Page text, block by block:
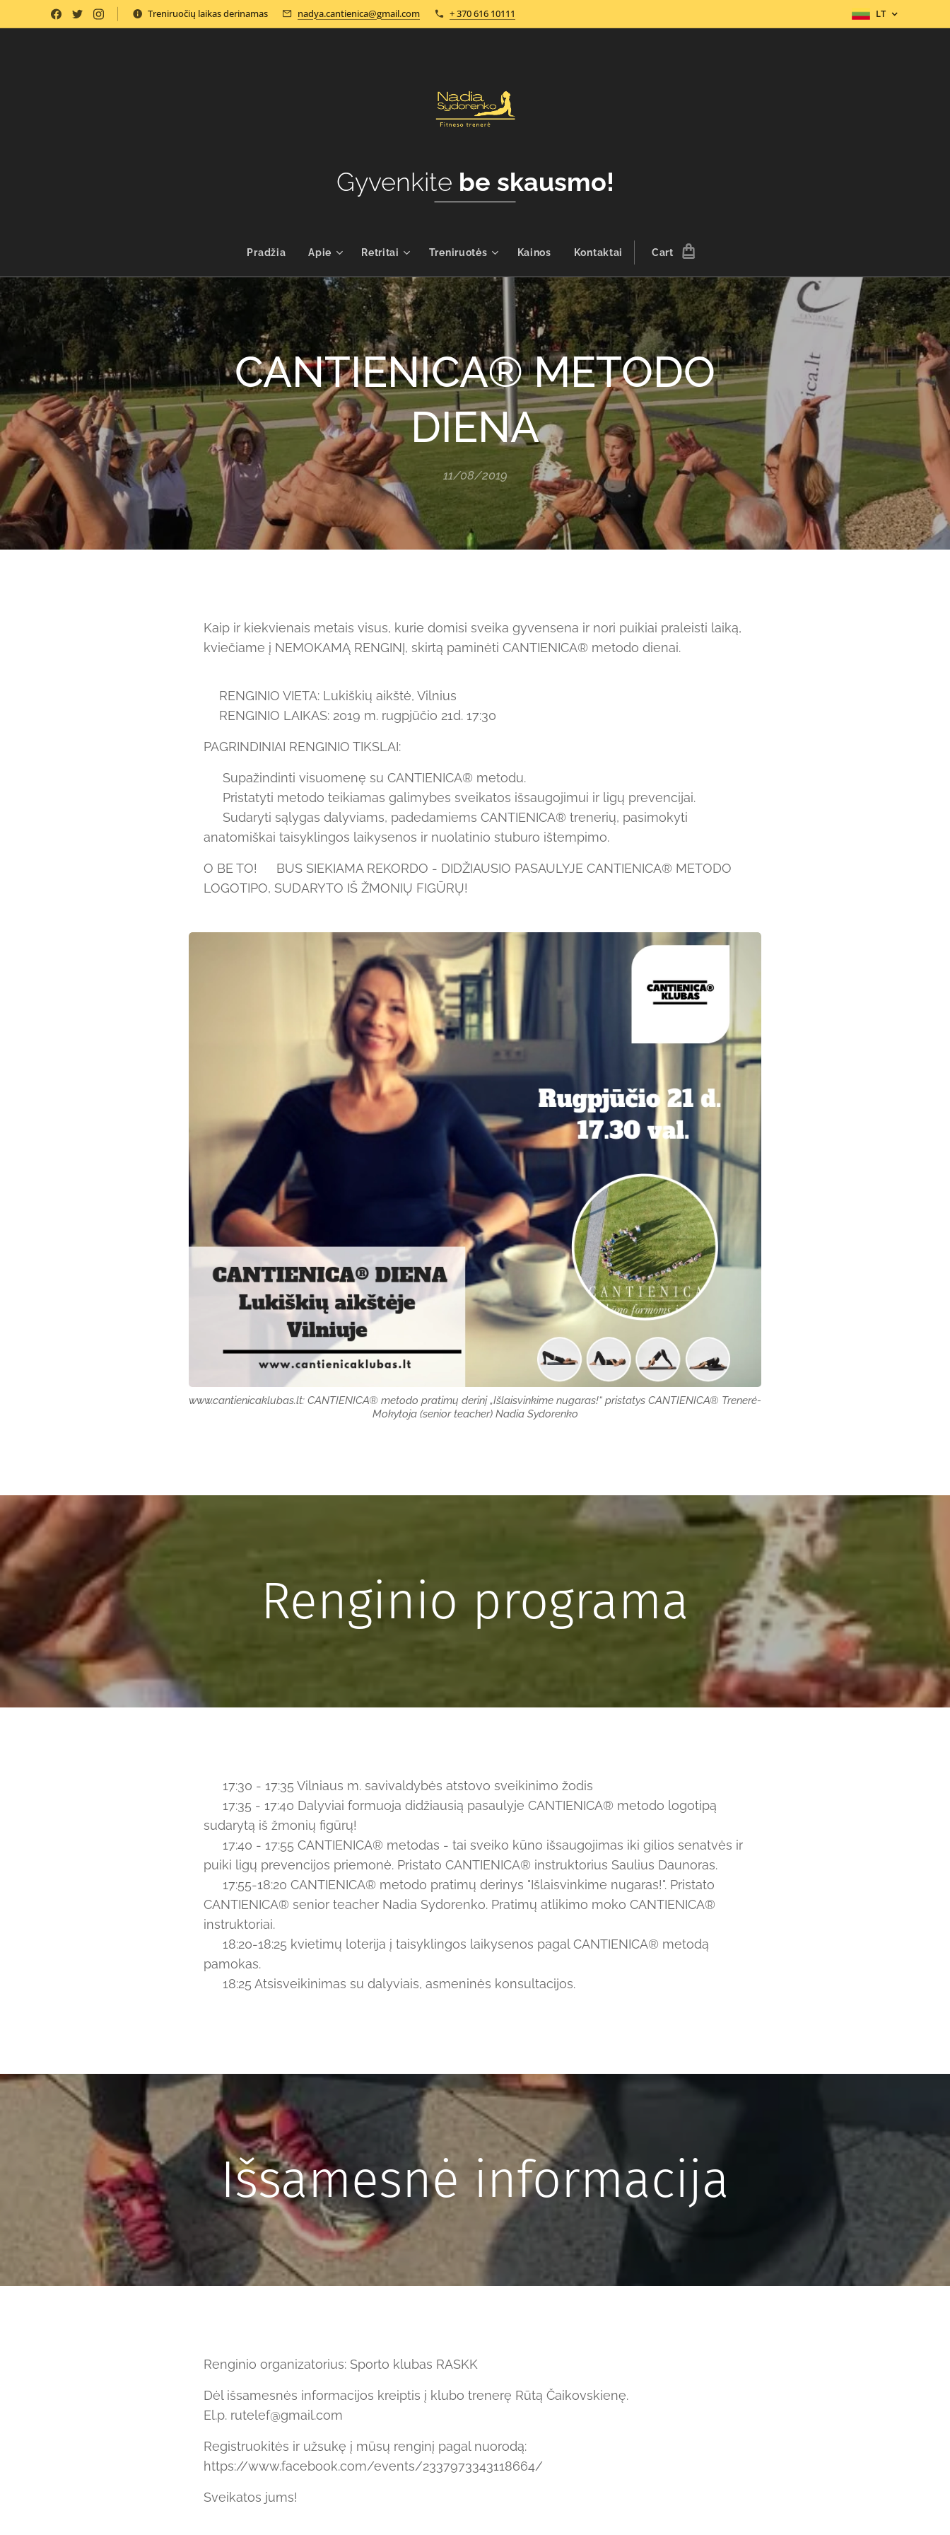
Treniruočių laikas derinamas nadya.cantienica@gmail.com + 370 616 10111 LT
Gyvenkite be skausmo!
Pradžia Apie Retritai Treniruotės Kainos Kontaktai Cart
CANTIENICA® METODO
DIENA
11/08/2019
Kaip ir kiekvienais metais visus, kurie domisi sveika gyvensena ir nori puikiai praleisti laiką,
kviečiame į NEMOKAMĄ RENGINĮ, skirtą paminėti CANTIENICA® metodo dienai.
📍RENGINIO VIETA: Lukiškių aikštė, Vilnius
⏰RENGINIO LAIKAS: 2019 m. rugpjūčio 21d. 17:30
PAGRINDINIAI RENGINIO TIKSLAI:
✅ Supažindinti visuomenę su CANTIENICA® metodu.
✅ Pristatyti metodo teikiamas galimybes sveikatos išsaugojimui ir ligų prevencijai.
✅ Sudaryti sąlygas dalyviams, padedamiems CANTIENICA® trenerių, pasimokyti
anatomiškai taisyklingos laikysenos ir nuolatinio stuburo ištempimo.
O BE TO!👆 BUS SIEKIAMA REKORDO - DIDŽIAUSIO PASAULYJE CANTIENICA® METODO
LOGOTIPO, SUDARYTO IŠ ŽMONIŲ FIGŪRŲ!
www.cantienicaklubas.lt: CANTIENICA® metodo pratimų derinį „Išlaisvinkime nugaras!“ pristatys CANTIENICA® Trenerė-
Mokytoja (senior teacher) Nadia Sydorenko
Renginio programa
👉 17:30 - 17:35 Vilniaus m. savivaldybės atstovo sveikinimo žodis
👉 17:35 - 17:40 Dalyviai formuoja didžiausią pasaulyje CANTIENICA® metodo logotipą
sudarytą iš žmonių figūrų!
👉 17:40 - 17:55 CANTIENICA® metodas - tai sveiko kūno išsaugojimas iki gilios senatvės ir
puiki ligų prevencijos priemonė. Pristato CANTIENICA® instruktorius Saulius Daunoras.
👉 17:55-18:20 CANTIENICA® metodo pratimų derinys "Išlaisvinkime nugaras!". Pristato
CANTIENICA® senior teacher Nadia Sydorenko. Pratimų atlikimo moko CANTIENICA®
instruktoriai.
👉 18:20-18:25 kvietimų loterija į taisyklingos laikysenos pagal CANTIENICA® metodą
pamokas.
👉 18:25 Atsisveikinimas su dalyviais, asmeninės konsultacijos.
Išsamesnė informacija
Renginio organizatorius: Sporto klubas RASKK
Dėl išsamesnės informacijos kreiptis į klubo trenerę Rūtą Čaikovskienę.
El.p. rutelef@gmail.com
Registruokitės ir užsukę į mūsų renginį pagal nuorodą:
https://www.facebook.com/events/2337973343118664/
Sveikatos jums!